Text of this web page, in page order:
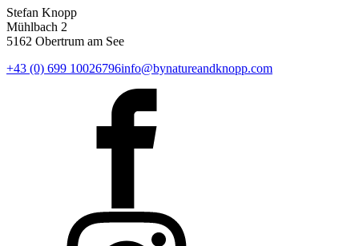
Stefan Knopp
Mühlbach 2
5162 Obertrum am See
+43 (0) 699 10026796info@bynatureandknopp.com